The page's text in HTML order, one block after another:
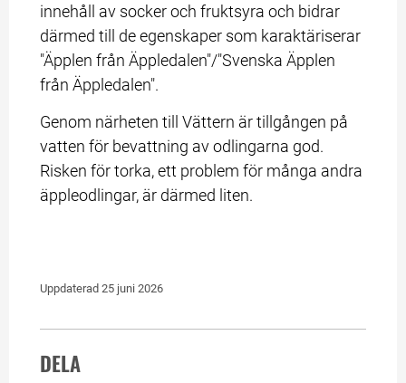
innehåll av socker och fruktsyra och bidrar
därmed till de egenskaper som karaktäriserar
"Äpplen från Äppledalen"/"Svenska Äpplen
från Äppledalen".
Genom närheten till Vättern är tillgången på
vatten för bevattning av odlingarna god.
Risken för torka, ett problem för många andra
äppleodlingar, är därmed liten.
Uppdaterad 25 juni 2026
DELA